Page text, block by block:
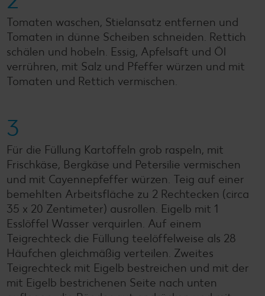
Tomaten waschen, Stielansatz entfernen und
Tomaten in dünne Scheiben schneiden. Rettich
schälen und hobeln. Essig, Apfelsaft und Öl
verrühren, mit Salz und Pfeffer würzen und mit
Tomaten und Rettich vermischen.
3
Für die Füllung Kartoffeln grob raspeln, mit
Frischkäse, Bergkäse und Petersilie vermischen
und mit Cayennepfeffer würzen. Teig auf einer
bemehlten Arbeitsfläche zu 2 Rechtecken (circa
35 x 20 Zentimeter) ausrollen. Eigelb mit 1
Esslöffel Wasser verquirlen. Auf einem
Teigrechteck die Füllung teelöffelweise als 28
Häufchen gleichmäßig verteilen. Zweites
Teigrechteck mit Eigelb bestreichen und mit der
mit Eigelb bestrichenen Seite nach unten